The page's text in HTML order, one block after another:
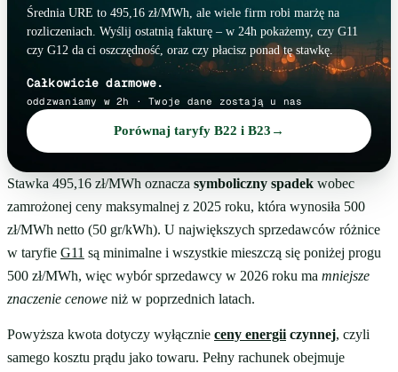
Średnia URE to 495,16 zł/MWh, ale wiele firm robi marżę na
rozliczeniach. Wyślij ostatnią fakturę – w 24h pokażemy, czy G11
czy G12 da ci oszczędność, oraz czy płacisz ponad tę stawkę.
Porównaj taryfy B22 i B23 →
Całkowicie darmowe.
oddzwaniamy w 2h · Twoje dane zostają u nas
Stawka 495,16 zł/MWh oznacza symboliczny spadek wobec
zamrożonej ceny maksymalnej z 2025 roku, która wynosiła 500
zł/MWh netto (50 gr/kWh). U największych sprzedawców różnice
w taryfie G11 są minimalne i wszystkie mieszczą się poniżej progu
500 zł/MWh, więc wybór sprzedawcy w 2026 roku ma mniejsze
znaczenie cenowe niż w poprzednich latach.
Powyższa kwota dotyczy wyłącznie ceny energii czynnej, czyli
samego kosztu prądu jako towaru. Pełny rachunek obejmuje